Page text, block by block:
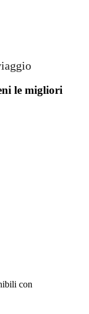
le migliori
con